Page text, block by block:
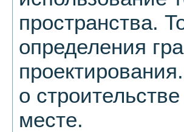
пространства.
определения
о
месте.